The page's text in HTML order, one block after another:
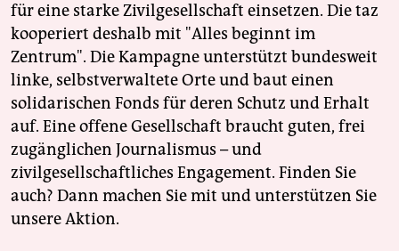
für eine starke Zivilgesellschaft einsetzen. Die taz
kooperiert deshalb mit "Alles beginnt im
Zentrum". Die Kampagne unterstützt bundesweit
linke, selbstverwaltete Orte und baut einen
solidarischen Fonds für deren Schutz und Erhalt
auf. Eine offene Gesellschaft braucht guten, frei
zugänglichen Journalismus – und
zivilgesellschaftliches Engagement. Finden Sie
auch? Dann machen Sie mit und unterstützen Sie
unsere Aktion.